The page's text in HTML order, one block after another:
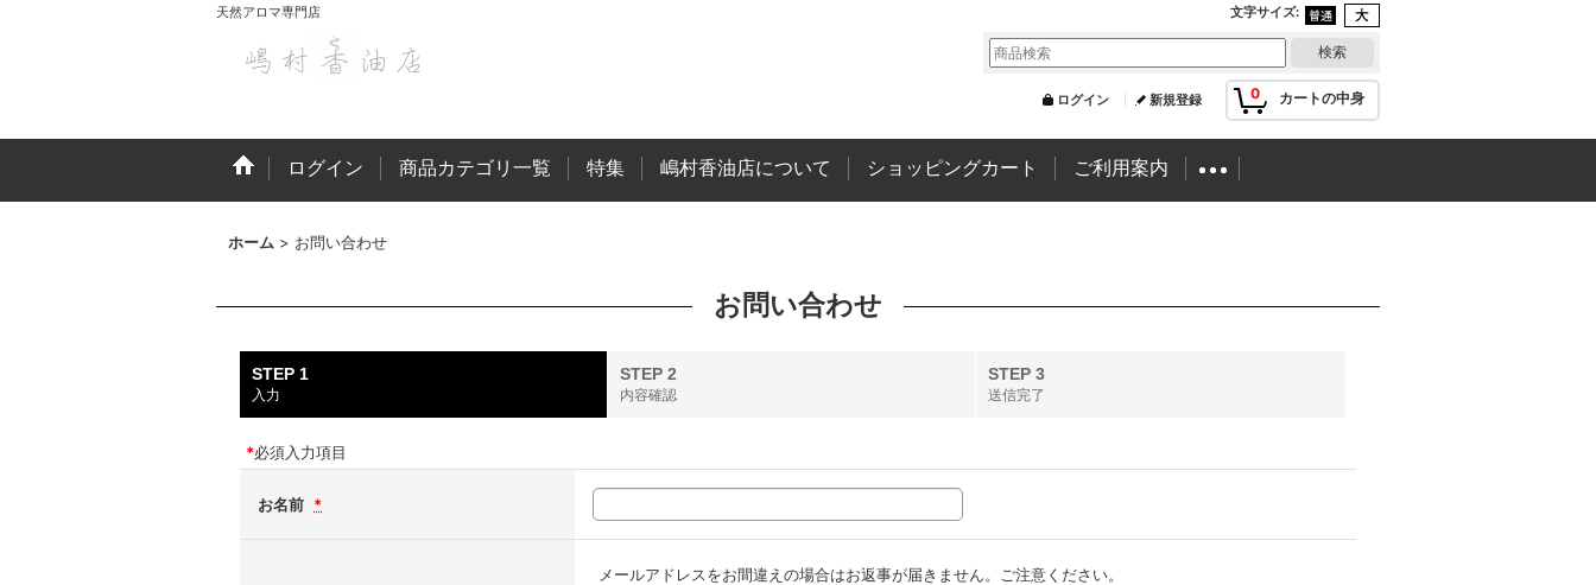
天然アロマ専門店 文字サイズ:
0 カートの中身
ログイン 新規登録
ログイン 商品カテゴリ一覧 特集 嶋村香油店について ショッピングカート ご利用案内
ホーム > お問い合わせ
お問い合わせ
STEP 1
入力
STEP 2
内容確認
STEP 3
送信完了
*必須入力項目
お名前 *
メールアドレスをお間違えの場合はお返事が届きません。ご注意ください。